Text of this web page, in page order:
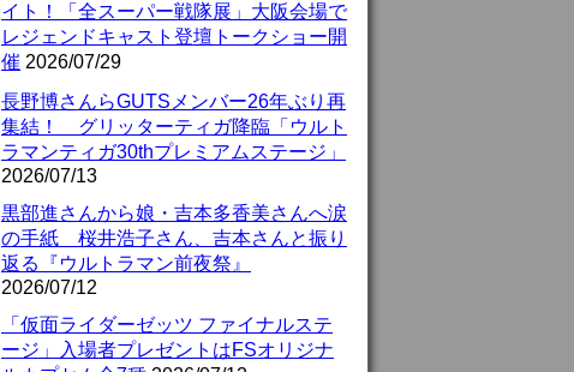
イト！「全スーパー戦隊展」大阪会場で
レジェンドキャスト登壇トークショー開
催 2026/07/29
長野博さんらGUTSメンバー26年ぶり再
集結！ グリッターティガ降臨「ウルト
ラマンティガ30thプレミアムステージ」
2026/07/13
黒部進さんから娘・吉本多香美さんへ涙
の手紙 桜井浩子さん、吉本さんと振り
返る『ウルトラマン前夜祭』
2026/07/12
「仮面ライダーゼッツ ファイナルステ
ージ」入場者プレゼントはFSオリジナ